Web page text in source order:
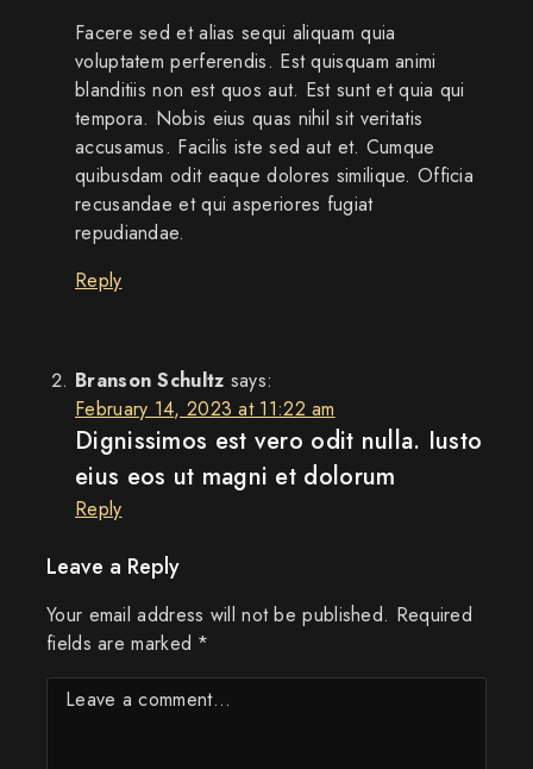
Facere sed et alias sequi aliquam quia
voluptatem perferendis. Est quisquam animi
blanditiis non est quos aut. Est sunt et quia qui
tempora. Nobis eius quas nihil sit veritatis
accusamus. Facilis iste sed aut et. Cumque
quibusdam odit eaque dolores similique. Officia
recusandae et qui asperiores fugiat
repudiandae.
Reply
Branson Schultz says:
February 14, 2023 at 11:22 am
Dignissimos est vero odit nulla. Iusto
eius eos ut magni et dolorum
Reply
Leave a Reply
Your email address will not be published. Required
fields are marked *